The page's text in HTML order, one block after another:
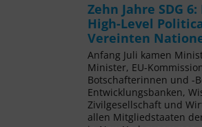
Zehn Jahre SDG
High-Level
Vereinten
Anfang Juli kamen
Minister, EU-
Botschafterinnen und -
Entwicklungsbanken,
Zivilgesellschaft und
allen Mitgliedstaaten